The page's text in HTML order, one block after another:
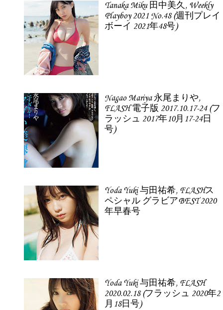
Tanaka Miku 田中美久, Weekly
Playboy 2021 No.48 (週刊プレイ
ボーイ 2021年48号)
Nagao Mariya 永尾まりや,
FLASH 電子版 2017.10.17-24 (フ
ラッシュ 2017年10月17-24日
号)
Yoda Yuki 与田祐希, FLASHス
ペシャル グラビアBEST 2020
年早春号
Yoda Yuki 与田祐希, FLASH
2020.02.18 (フラッシュ 2020年2
月18日号)